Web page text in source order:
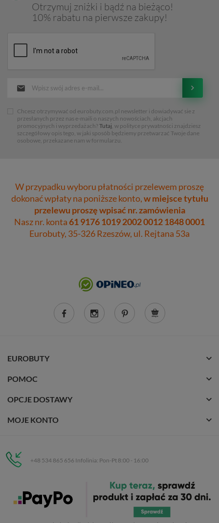
Otrzymuj zniżki i bądź na bieżąco!
10% rabatu na pierwsze zakupy!
Chcesz otrzymywać od eurobuty.com.pl newsletter i dowiadywać sie z
przesłanych przez nas e-maili o naszych nowościach, akcjach
promocyjnych i wyprzedażach? Tutaj, w polityce prywatności znajdziesz
szczegółowy opis tego, w jaki sposób będziemy przetwarzać Twoje dane
osobowe, przekazane nam w formularzu.
W przypadku wyboru płatności przelewem proszę
dokonać wpłaty na poniższe konto,w miejsce tytułu
przelewu proszę wpisać nr. zamówienia
Nasz nr. konta61 9176 1019 2002 0012 1848 0001
Eurobuty, 35-326 Rzeszów, ul. Rejtana 53a
EUROBUTY
POMOC
OPCJE DOSTAWY
MOJE KONTO
+48 534 865 656 Infolinia: Pon-Pt 8:00 - 16:00
C.H. Respan, Rejtana 53a/250
35-326 Rzeszów
. Kopiowanie, przetwarzanie,